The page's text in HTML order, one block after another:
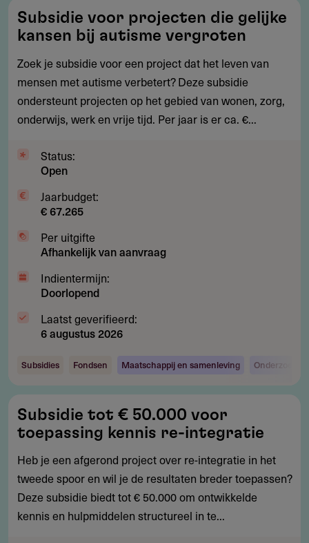
voor
projecten
die
gelijke
kansen
bij
vergroten
Subsidie voor projecten die gelijke
kansen bij autisme vergroten
Zoek je subsidie voor een project dat het leven van
mensen met autisme verbetert? Deze subsidie
ondersteunt projecten op het gebied van wonen, zorg,
onderwijs, werk en vrije tijd. Per jaar is er ca. €...
Status:
Open
Jaarbudget:
€ 67.265
Per uitgifte
Afhankelijk van aanvraag
Indientermijn:
Doorlopend
Laatst geverifieerd:
6 augustus 2026
Subsidies Fondsen Maatschappij en samenleving Onderzoek
tot
€
50.000
voor
toepassing
kennis
Subsidie tot € 50.000 voor
toepassing kennis re-integratie
Heb je een afgerond project over re-integratie in het
tweede spoor en wil je de resultaten breder toepassen?
Deze subsidie biedt tot € 50.000 om ontwikkelde
kennis en hulpmiddelen structureel in te...